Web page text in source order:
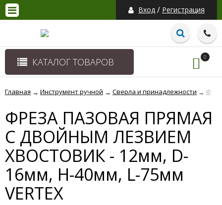
Вход / Регистрация
КАТАЛОГ ТОВАРОВ 0
Главная → Инструмент ручной → Сверла и принадлежности →
ФРЕЗА ПАЗОВАЯ ПРЯМАЯ
С ДВОЙНЫМ ЛЕЗВИЕМ
ХВОСТОВИК - 12мм, D-
16мм, H-40мм, L-75мм
VERTEX